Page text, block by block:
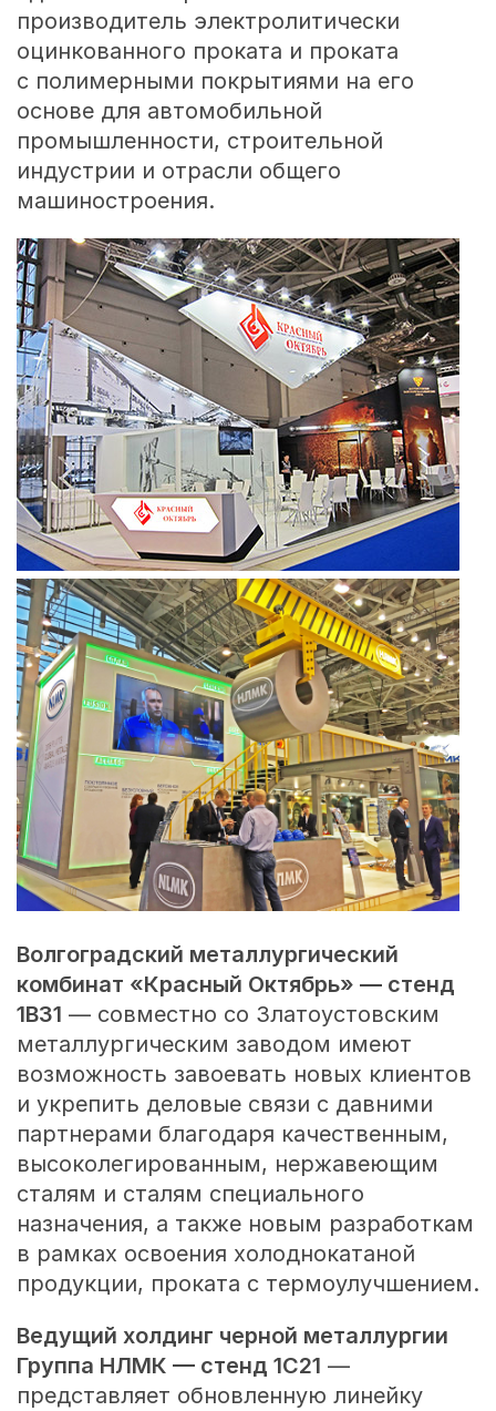
производитель электролитически
оцинкованного проката и проката
с полимерными покрытиями на его
основе для автомобильной
промышленности, строительной
индустрии и отрасли общего
машиностроения.
Волгоградский металлургический
комбинат «Красный Октябрь» — стенд
1B31 — совместно со Златоустовским
металлургическим заводом имеют
возможность завоевать новых клиентов
и укрепить деловые связи с давними
партнерами благодаря качественным,
высоколегированным, нержавеющим
сталям и сталям специального
назначения, а также новым разработкам
в рамках освоения холоднокатаной
продукции, проката с термоулучшением.
Ведущий холдинг черной металлургии
Группа НЛМК — стенд 1C21 —
представляет обновленную линейку